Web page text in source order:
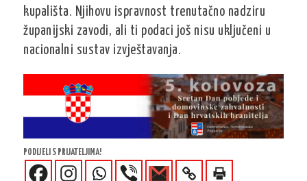
kupališta. Njihovu ispravnost trenutačno nadziru
županijski zavodi, ali ti podaci još nisu uključeni u
nacionalni sustav izvještavanja.
PODIJELI S PRIJATELJIMA!